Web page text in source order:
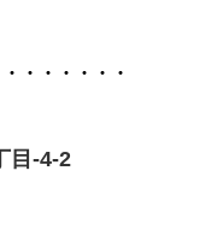
・・・・・・
目-4-2